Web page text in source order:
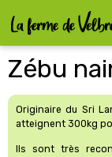
Zébu
Originaire du Sri
atteignent 300kg
Ils sont très